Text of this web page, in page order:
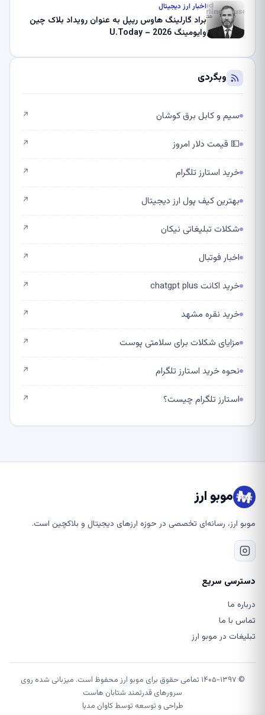
اخبار ارز دیجیتال
براد گارلینگ هاوس ریپل به عنوان رویداد بلاک چین
وایومینگ 2026 – U.Today
وبگردی
سیم و کابل برق کوشان ↗
💵 قیمت دلار امروز ↗
خرید استارز تلگرام ↗
بهترین کیف پول ارز دیجیتال ↗
شکلات تبلیغاتی نیکان ↗
اخبار فوتبال ↗
خرید اکانت chatgpt plus ↗
خرید نقره مشهد ↗
مزایای شکلات برای سلامتی پوست ↗
نحوه خرید استارز تلگرام ↗
استارز تلگرام چیست؟ ↗
موبو ارز
موبو ارز، رسانه‌ای تخصصی در حوزه ارزهای دیجیتال و بلاکچین است.
دسترسی سریع
درباره ما
تماس با ما
تبلیغات در موبو ارز
© ۱۴۰۵-۱۳۹۷ تمامی حقوق برای موبو ارز محفوظ است. میزبانی شده روی
سرورهای قدرتمند شتابان هاست
طراحی و توسعه توسطکاوان مدیا